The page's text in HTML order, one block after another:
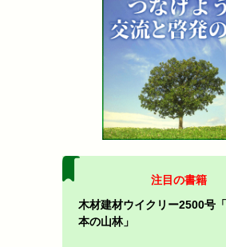
注目の書籍
木材建材ウイクリー2500号
本の山林」